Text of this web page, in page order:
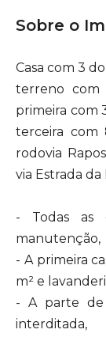
Sobre o
Casa com 3
terreno com
primeira com
terceira com
rodovia
via Estrada
- Todas as
manutenção,
- A primeira
m² e
- A parte de
interditada,